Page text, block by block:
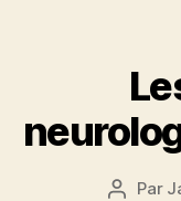
Auteur
Par